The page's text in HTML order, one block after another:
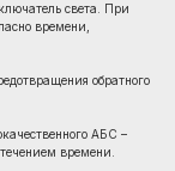
света. При
времени,
обратного
АБС –
времени.